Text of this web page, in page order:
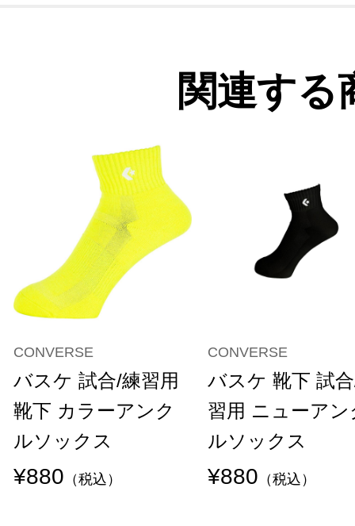
関連する
CONVERSE
バスケ 試合/練習用
靴下 カラーアンク
ルソックス
¥880 （税込）
CONVERSE
バスケ 靴下 試
習用 ニューアン
ルソックス
¥880 （税込）